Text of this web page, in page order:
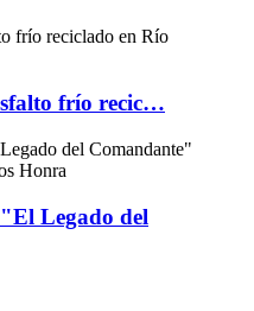
frío recic…
Legado del